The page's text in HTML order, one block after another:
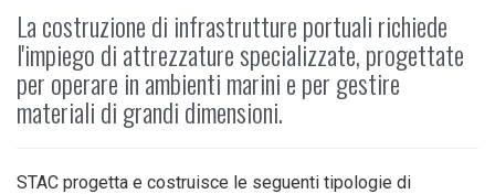
La costruzione di infrastrutture portuali richiede
l'impiego di attrezzature specializzate, progettate
per operare in ambienti marini e per gestire
materiali di grandi dimensioni.
STAC progetta e costruisce le seguenti tipologie di